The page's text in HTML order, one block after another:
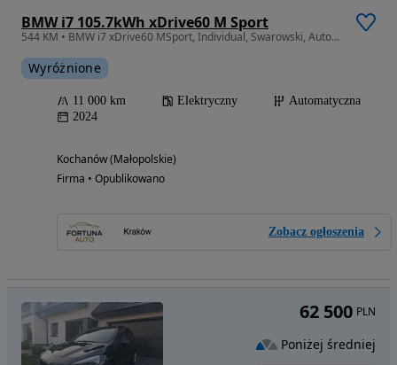
BMW i7 105.7kWh xDrive60 M Sport
544 KM • BMW i7 xDrive60 MSport, Individual, Swarowski, Autom. drzwi, Masaż, FV
Wyróżnione
11 000 km Elektryczny
Automatyczna
2024
Kochanów (Małopolskie)
Firma • Opublikowano
Zobacz ogłoszenia
62 500 PLN
Poniżej średniej